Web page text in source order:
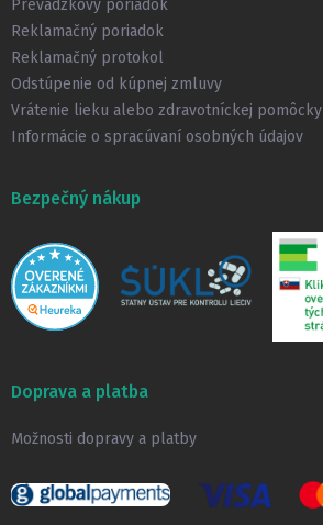
Prevádzkový poriadok
Reklamačný poriadok
Reklamačný protokol
Odstúpenie od kúpnej zmluvy
Vrátenie lieku alebo zdravotníckej pomôcky
Informácie o spracúvaní osobných údajov
Bezpečný nákup
Doprava a platba
Možnosti dopravy a platby